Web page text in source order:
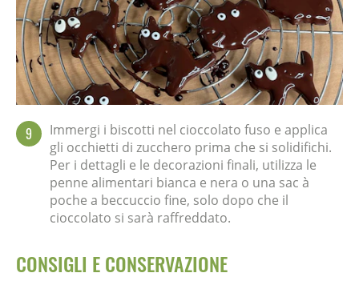
9
Immergi i biscotti nel cioccolato fuso e applica
gli occhietti di zucchero prima che si solidifichi.
Per i dettagli e le decorazioni finali, utilizza le
penne alimentari bianca e nera o una sac à
poche a beccuccio fine, solo dopo che il
cioccolato si sarà raffreddato.
CONSIGLI E CONSERVAZIONE